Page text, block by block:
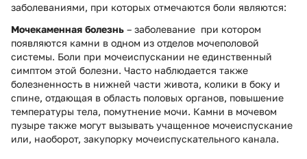
заболеваниями, при которых отмечаются боли являются:
Мочекаменная болезнь – заболевание при котором
появляются камни в одном из отделов мочеполовой
системы. Боли при мочеиспускании не единственный
симптом этой болезни. Часто наблюдается также
болезненность в нижней части живота, колики в боку и
спине, отдающая в область половых органов, повышение
температуры тела, помутнение мочи. Камни в мочевом
пузыре также могут вызывать учащенное мочеиспускание
или, наоборот, закупорку мочеиспускательного канала.